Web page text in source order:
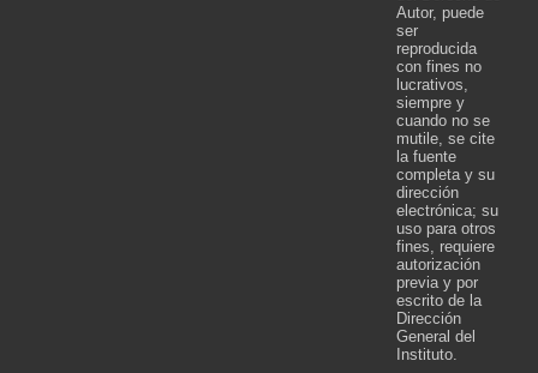
Autor, puede
ser
reproducida
con fines no
lucrativos,
siempre y
cuando no se
mutile, se cite
la fuente
completa y su
dirección
electrónica; su
uso para otros
fines, requiere
autorización
previa y por
escrito de la
Dirección
General del
Instituto.